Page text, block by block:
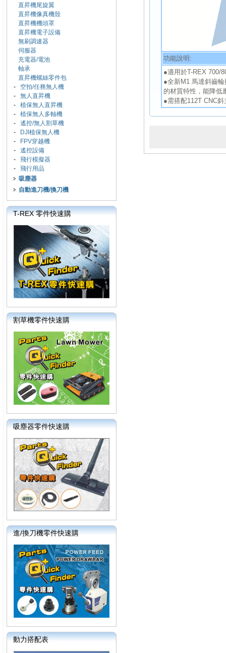
直昇機尾旋翼
直昇機像真機殼
直昇機機頭罩
直昇機電子設備
無刷調速器
伺服器
充電器/電池
軸承
直昇機螺絲零件包
- 空拍/任務無人機
- 無人直昇機
- 植保無人直昇機
- 植保無人多軸機
- 遙控/無人割草機
-
DJI植保無人機
-
FPV穿越機
- 遙控設備
- 飛行模擬器
- 飛行用品
吸塵器
自動進刀機/換刀機
T-REX 零件快速購
割草機零件快速購
吸塵器零件快速購
進/換刀機零件快速購
動力搭配表
功能說明:
●適用於T-REX 700/
●全新M1 馬達斜齒
的材質特性，能降低
●需搭配112T CNC斜